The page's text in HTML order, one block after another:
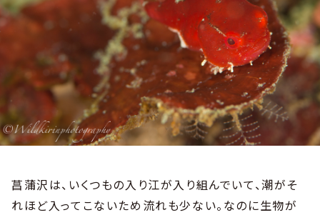
菖蒲沢は、いくつもの入り江が入り組んでいて、潮がそ
れほど入ってこないため流れも少ない。なのに生物が